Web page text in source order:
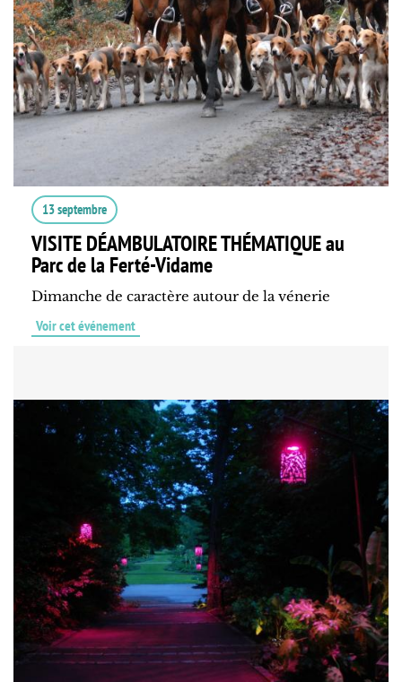
13 septembre
VISITE DÉAMBULATOIRE THÉMATIQUE au
Parc de la Ferté-Vidame
Dimanche de caractère autour de la vénerie
Voir cet événement